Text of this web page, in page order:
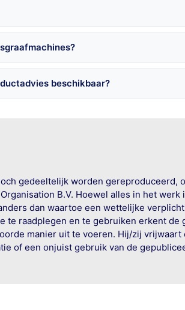
beschikbaar?
gedeeltelijk worden gereproduceerd,
B.V. Hoewel alles in het
dan waartoe een wettelijke
raadplegen en te gebruiken erkent
manier uit te voeren. Hij/zij
of een onjuist gebruik van de